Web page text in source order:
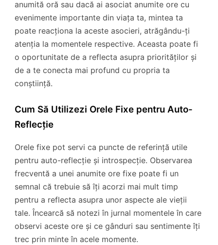
anumită oră sau dacă ai asociat anumite ore cu
evenimente importante din viața ta, mintea ta
poate reacționa la aceste asocieri, atrăgându-ți
atenția la momentele respective. Aceasta poate fi
o oportunitate de a reflecta asupra priorităților și
de a te conecta mai profund cu propria ta
conștiință.
Cum Să Utilizezi Orele Fixe pentru Auto-
Reflecție
Orele fixe pot servi ca puncte de referință utile
pentru auto-reflecție și introspecție. Observarea
frecventă a unei anumite ore fixe poate fi un
semnal că trebuie să îți acorzi mai mult timp
pentru a reflecta asupra unor aspecte ale vieții
tale. Încearcă să notezi în jurnal momentele în care
observi aceste ore și ce gânduri sau sentimente îți
trec prin minte în acele momente.